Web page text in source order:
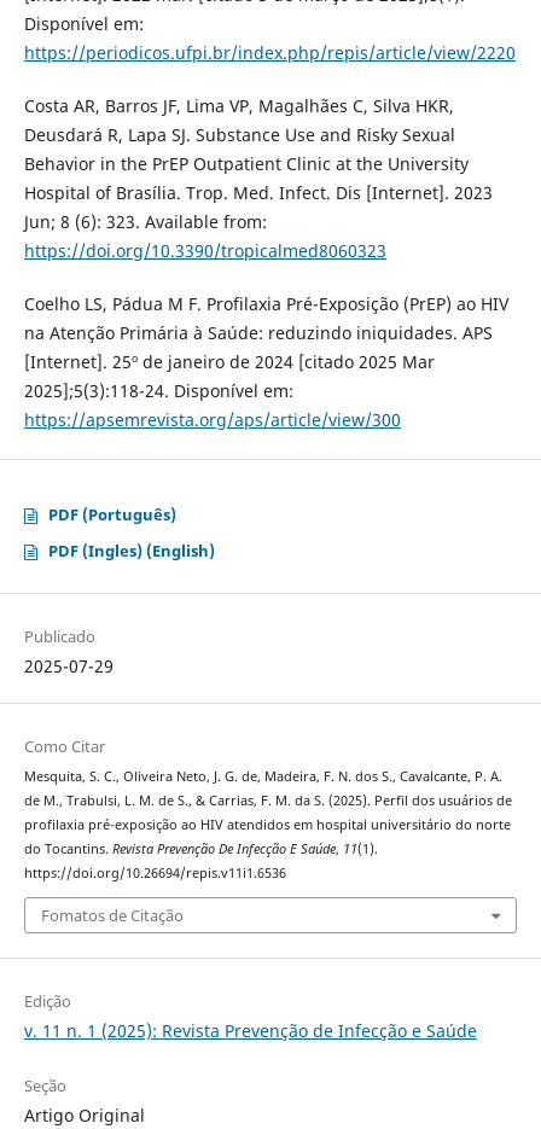
Disponível em:
https://periodicos.ufpi.br/index.php/repis/article/view/2220
Costa AR, Barros JF, Lima VP, Magalhães C, Silva HKR,
Deusdará R, Lapa SJ. Substance Use and Risky Sexual
Behavior in the PrEP Outpatient Clinic at the University
Hospital of Brasília. Trop. Med. Infect. Dis [Internet]. 2023
Jun; 8 (6): 323. Available from:
https://doi.org/10.3390/tropicalmed8060323
Coelho LS, Pádua M F. Profilaxia Pré-Exposição (PrEP) ao HIV
na Atenção Primária à Saúde: reduzindo iniquidades. APS
[Internet]. 25º de janeiro de 2024 [citado 2025 Mar
2025];5(3):118-24. Disponível em:
https://apsemrevista.org/aps/article/view/300
PDF (Português)
PDF (Ingles) (English)
Publicado
2025-07-29
Como Citar
Mesquita, S. C., Oliveira Neto, J. G. de, Madeira, F. N. dos S., Cavalcante, P. A.
de M., Trabulsi, L. M. de S., & Carrias, F. M. da S. (2025). Perfil dos usuários de
profilaxia pré-exposição ao HIV atendidos em hospital universitário do norte
do Tocantins. Revista Prevenção De Infecção E Saúde, 11(1).
https://doi.org/10.26694/repis.v11i1.6536
Fomatos de Citação
Edição
v. 11 n. 1 (2025): Revista Prevenção de Infecção e Saúde
Seção
Artigo Original